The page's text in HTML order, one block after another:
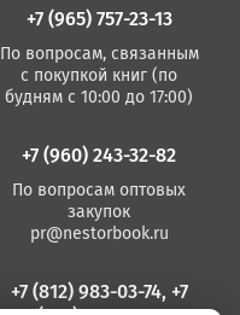
+7 (965) 757-23-13
По вопросам, связанным
с покупкой книг (по
будням с 10:00 до 17:00)
+7 (960) 243-32-82
По вопросам оптовых
закупок
pr@nestorbook.ru
+7 (812) 983-03-74, +7